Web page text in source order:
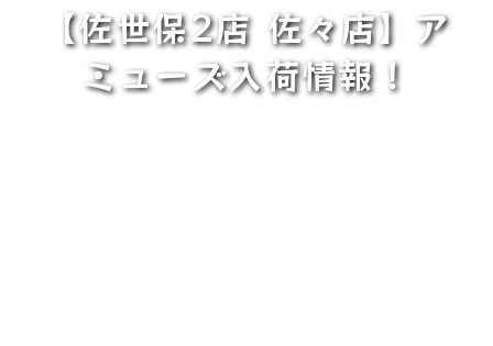
【佐世保2店 佐々店】ア
ミューズ入荷情報！